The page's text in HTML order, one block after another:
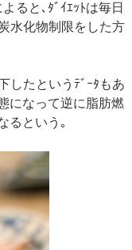
ると､ﾀﾞｲｴｯﾄは毎日
水化物制限をした方
したというﾃﾞｰﾀもあ
になって逆に脂肪燃
るという｡